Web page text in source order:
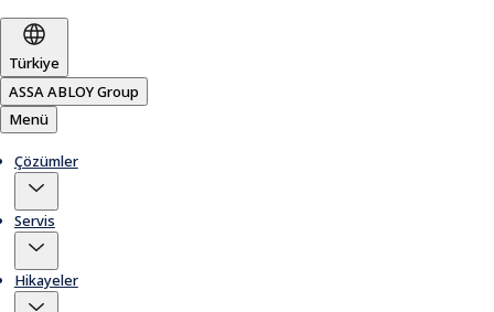
Türkiye
ASSA ABLOY Group
Menü
Çözümler
Servis
Hikayeler